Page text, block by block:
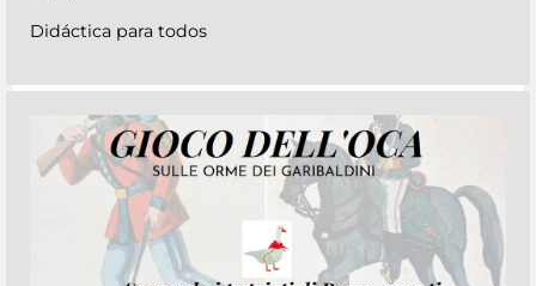
Didáctica para todos